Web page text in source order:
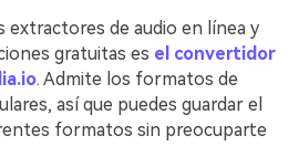
extractores de audio en línea y
gratuitas es el convertidor
. Admite los formatos de
así que puedes guardar el
formatos sin preocuparte